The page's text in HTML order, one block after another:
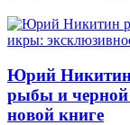
Юрий Никитин
рыбы и черной
новой книге